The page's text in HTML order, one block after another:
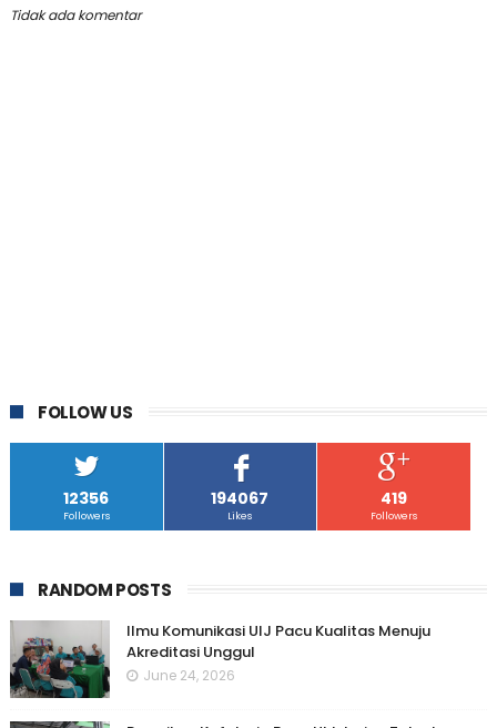
Tidak ada komentar
FOLLOW US
12356
Followers
194067
Likes
419
Followers
RANDOM POSTS
Ilmu Komunikasi UIJ Pacu Kualitas Menuju
Akreditasi Unggul
June 24, 2026